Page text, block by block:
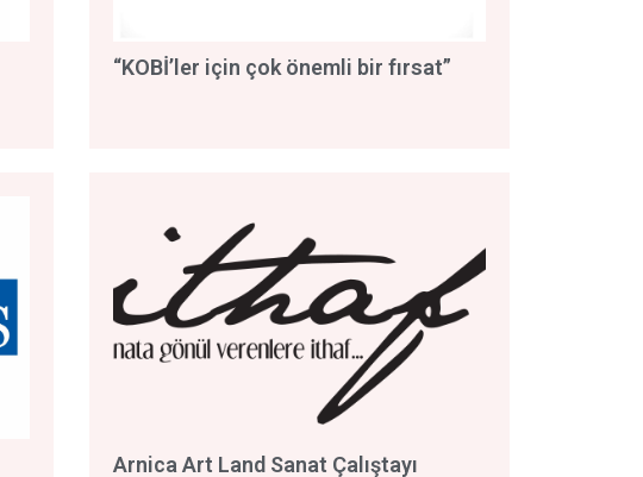
“KOBİ’ler için çok önemli bir fırsat”
Arnica Art Land Sanat Çalıştayı